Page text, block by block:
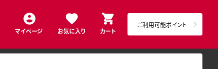
マイページ お気に入り カート
ご利用可能ポイント